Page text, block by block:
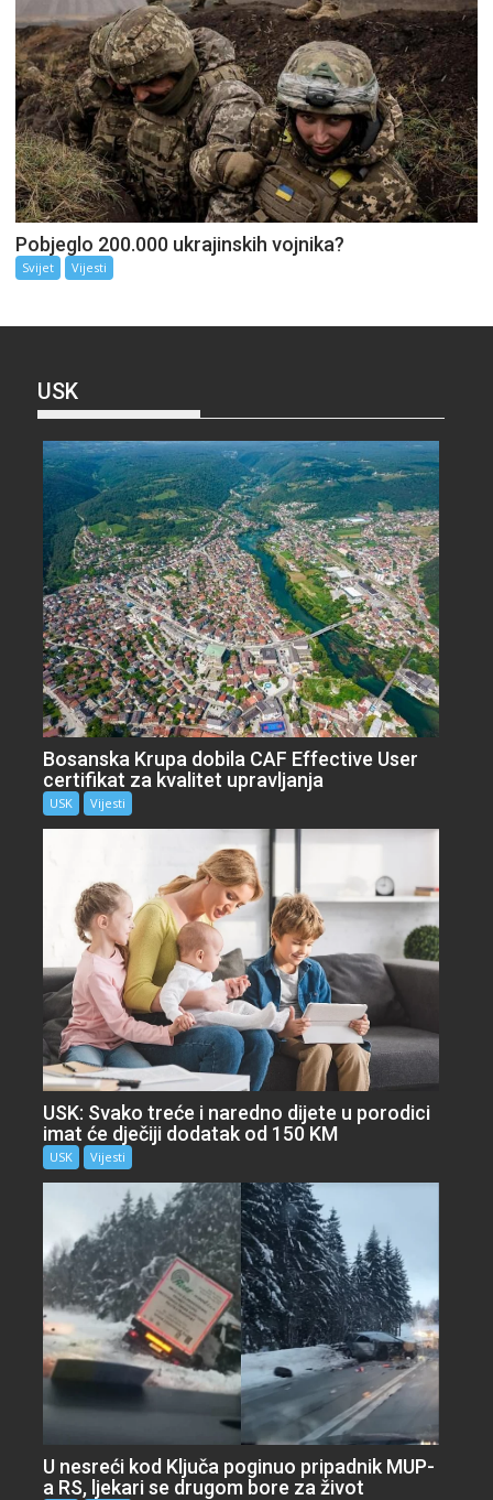
Pobjeglo 200.000 ukrajinskih vojnika?
Svijet Vijesti
USK
Bosanska Krupa dobila CAF Effective User
certifikat za kvalitet upravljanja
USK Vijesti
USK: Svako treće i naredno dijete u porodici
imat će dječiji dodatak od 150 KM
USK Vijesti
U nesreći kod Ključa poginuo pripadnik MUP-
a RS, ljekari se drugom bore za život